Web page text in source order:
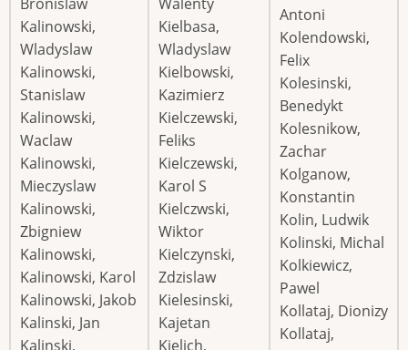
Kalinowski,
Wladyslaw
Kalinowski,
Stanislaw
Kalinowski,
Waclaw
Kalinowski,
Mieczyslaw
Kalinowski,
Zbigniew
Kalinowski,
Kalinowski, Karol
Kalinowski, Jakob
Kalinski, Jan
Kalinski,
Kielbasa,
Wladyslaw
Kielbowski,
Kazimierz
Kielczewski,
Feliks
Kielczewski,
Karol S
Kielczwski,
Wiktor
Kielczynski,
Zdzislaw
Kielesinski,
Kajetan
Kielich,
Antoni
Kolendowski,
Felix
Kolesinski,
Benedykt
Kolesnikow,
Zachar
Kolganow,
Konstantin
Kolin, Ludwik
Kolinski, Michal
Kolkiewicz,
Pawel
Kollataj, Dionizy
Kollataj,